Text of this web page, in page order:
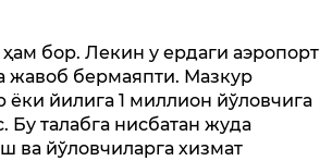
бор. Лекин у ердаги аэропорт
жавоб бермаяпти. Мазкур
ёки йилига 1 миллион йўловчига
Бу талабга нисбатан жуда
ва йўловчиларга хизмат